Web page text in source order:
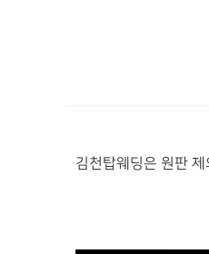
김천탑웨딩은 원판